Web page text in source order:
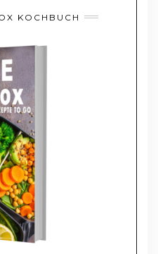
KOCHBUCH